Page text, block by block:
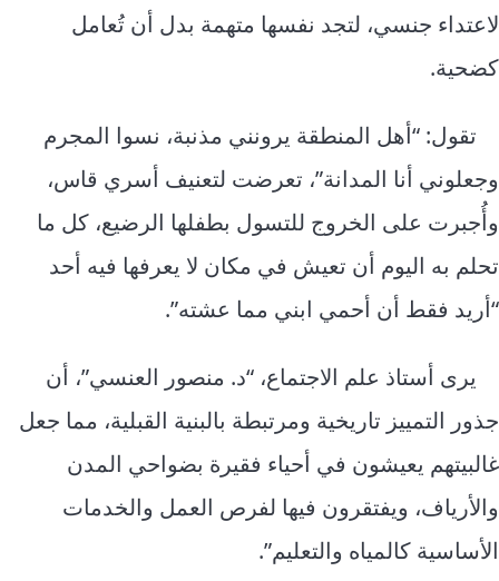
لاعتداء جنسي، لتجد نفسها متهمة بدل أن تُعامل
كضحية.
تقول: “أهل المنطقة يرونني مذنبة، نسوا المجرم
وجعلوني أنا المدانة”، تعرضت لتعنيف أسري قاس،
وأُجبرت على الخروج للتسول بطفلها الرضيع، كل ما
تحلم به اليوم أن تعيش في مكان لا يعرفها فيه أحد
“أريد فقط أن أحمي ابني مما عشته”.
يرى أستاذ علم الاجتماع، “د. منصور العنسي”، أن
جذور التمييز تاريخية ومرتبطة بالبنية القبلية، مما جعل
غالبيتهم يعيشون في أحياء فقيرة بضواحي المدن
والأرياف، ويفتقرون فيها لفرص العمل والخدمات
الأساسية كالمياه والتعليم”.